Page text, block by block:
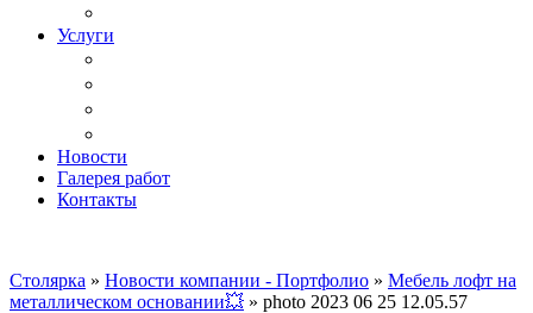
Услуги
Новости
Галерея работ
Контакты
Столярка » Новости компании - Портфолио » Мебель лофт на
металлическом основании💥 » photo 2023 06 25 12.05.57